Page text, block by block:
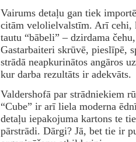
Vairums detaļu gan tiek
citām velolielvalstīm. Arī cehi,
tautu “bābeli” – dzirdama
Gastarbaiteri skrūvē, pieslīpē,
strādā neapkurinātos angāros
kur darba rezultāts ir adekvāts.
Valdershofā par strādniekiem
“Cube” ir arī liela moderna
detaļu iepakojuma kartons te
pārstrādi. Dārgi? Jā, bet tie ir